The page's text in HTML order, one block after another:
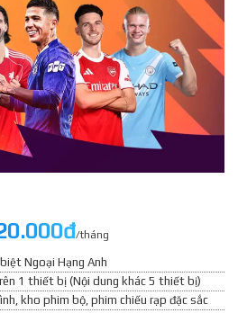
/tháng
Ngoại Hạng Anh
1 thiết bị (Nội dung khác 5 thiết bị)
kho phim bộ, phim chiếu rạp đặc sắc